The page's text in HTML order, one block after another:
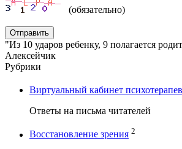
(обязательно)
Отправить
"Из 10 ударов ребенку, 9 полагается
Алексейчик
Рубрики
Виртуальный кабинет
Ответы на письма читателей
Восстановление зрения 2